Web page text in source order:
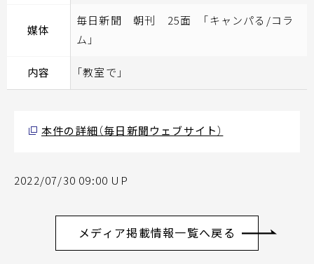
媒体
毎日新聞 朝刊 25面 「キャンパる/コラ
ム」
内容 「教室で」
本件の詳細（毎日新聞ウェブサイト）
2022/07/30 09:00 UP
メディア掲載情報一覧へ戻る